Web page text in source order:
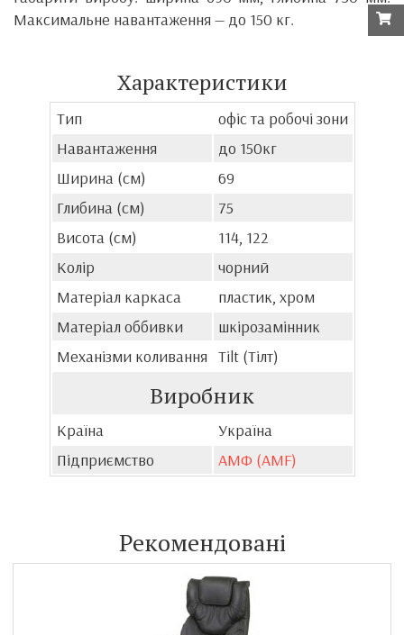
Максимальне навантаження — до 150 кг.
Характеристики
Тип
офіс та робочі зони
Навантаження
до 150кг
Ширина (см)
69
Глибина (см)
75
Висота (см)
114, 122
Колір
чорний
Матеріал каркаса
пластик, хром
Матеріал оббивки
шкірозамінник
Механізми коливання Tilt (Тілт)
Виробник
Країна
Україна
Підприємство
АМФ (AMF)
Рекомендовані